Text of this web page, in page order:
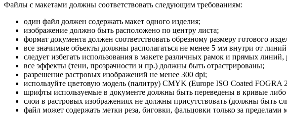
Файлы с макетами должны соответствовать следующим требованиям:
один файл должен содержать макет одного изделия;
изображение должно быть расположено по центру листа;
формат документа должен соответствовать обрезному размеру готового
все значимые объекты должны располагаться не менее 5 мм внутри от линий
следует избегать использования в макете различных рамок и прямых
все эффекты (тени, прозрачности и пр.) должны быть отрастрированы;
разрешение растровых изображений не менее 300 dpi;
используйте цветовую модель (палитру) CMYK (Europe ISO Coated FOGRA
шрифты используемые в документе должны быть переведены в кривые
слои в растровых изображениях не должны присутствовать (должны быть
файл может содержать метки реза, биговки, фальцовки только за